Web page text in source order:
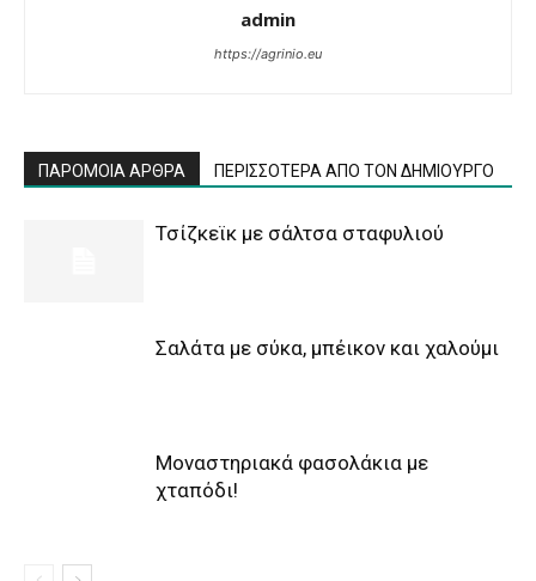
admin
https://agrinio.eu
ΠΑΡΟΜΟΙΑ ΑΡΘΡΑ ΠΕΡΙΣΣΟΤΕΡΑ ΑΠΟ ΤΟΝ ΔΗΜΙΟΥΡΓΟ
Τσίζκεϊκ με σάλτσα σταφυλιού
Σαλάτα με σύκα, μπέικον και χαλούμι
Μοναστηριακά φασολάκια με
χταπόδι!